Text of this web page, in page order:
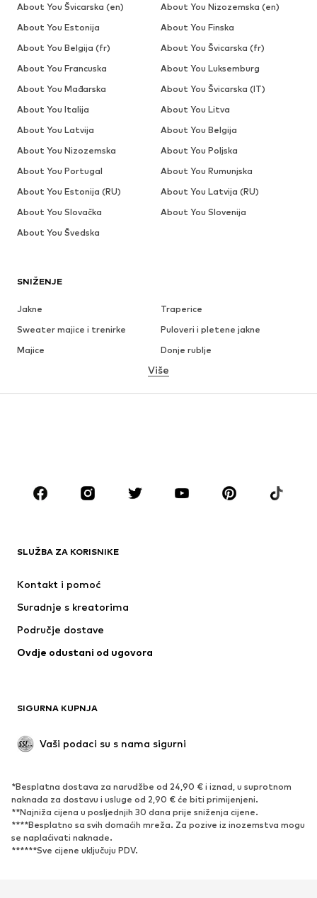
SNIŽENJE
Jakne
Traperice
Sweater majice i trenirke
Puloveri i pletene jakne
Majice
Donje rublje
Košulje
ODJEĆA
Jakne
Odijela i sakoi
Kupaći kostimi
Posebne prigode
OBUĆA
Novo
Otvorena obuća
Ekskluzivno
SPORT
Sportska odjeća
Više
SLUŽBA ZA KORISNIKE
Kontakt i pomoć
Suradnje s kreatorima
Područje dostave
Ovdje odustani od ugovora
SIGURNA KUPNJA
Vaši podaci su s nama sigurni
*Besplatna dostava za narudžbe od 24,90 € i iznad, u suprotnom
naknada za dostavu i usluge od 2,90 € će biti primijenjeni.
**Najniža cijena u posljednjih 30 dana prije sniženja cijene.
****Besplatno sa svih domaćih mreža. Za pozive iz inozemstva mogu
se naplaćivati ​​naknade.
******Sve cijene uključuju PDV.
About You Švicarska (en)
About You Nizozemska (en)
About You Estonija
About You Finska
About You Belgija (fr)
About You Švicarska (fr)
About You Francuska
About You Luksemburg
About You Mađarska
About You Švicarska (IT)
About You Italija
About You Litva
About You Latvija
About You Belgija
About You Nizozemska
About You Poljska
About You Portugal
About You Rumunjska
About You Estonija (RU)
About You Latvija (RU)
About You Slovačka
About You Slovenija
About You Švedska